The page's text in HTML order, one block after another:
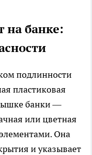
на банке:
подлинности
пластиковая
банки —
или цветная
Она
и указывает